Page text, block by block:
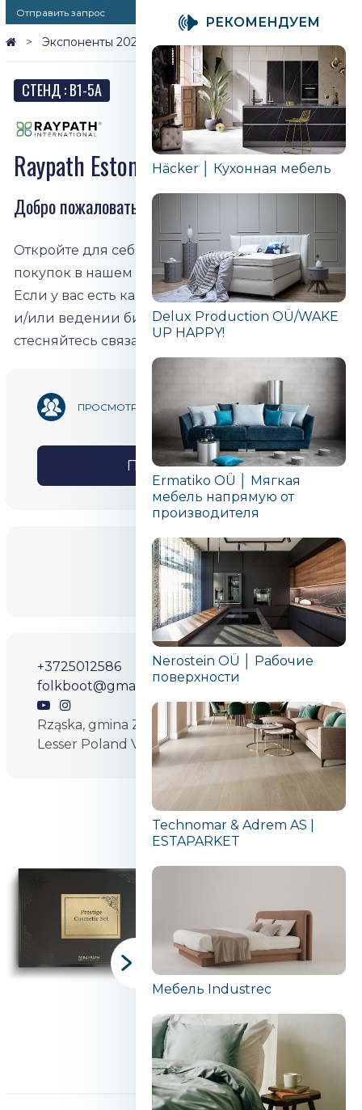
Отправить запрос
Экспоненты 2026 Raypath Estonia | Seilsat
СТЕНД : B1-5A
Raypath Estonia | Seilsat
Добро пожаловать!
Откройте для себя захватывающий опыт
покупок в нашем интернет-магазине.
Если у вас есть какие-либо вопросы о покупках
и/или ведении бизнеса, пожалуйста, не
стесняйтесь связаться со мной.
ПРОСМОТРОВ 20 641
ПОДЕЛИТЬСЯ
E-Pood
+3725012586
folkboot@gmail.com
Rząska, gmina Zabierzów, Kraków County,
Lesser Poland Voivodeship, Poland
PЕКОМЕНДУЕМ
Häcker │ Кухонная мебель
Delux Production OÜ/WAKE
UP HAPPY!
Ermatiko OÜ │ Мягкая
мебель напрямую от
производителя
Nerostein OÜ │ Рабочие
поверхности
Technomar & Adrem AS |
ESTAPARKET
Мебель Industrec